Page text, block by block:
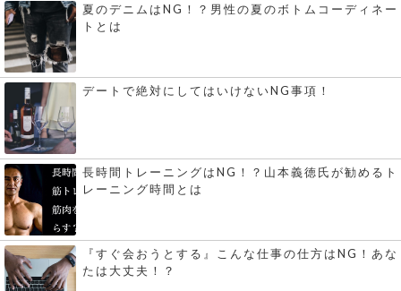
夏のデニムはNG！？男性の夏のボトムコーディネー
トとは
デートで絶対にしてはいけないNG事項！
長時間トレーニングはNG！？山本義徳氏が勧めるト
レーニング時間とは
『すぐ会おうとする』こんな仕事の仕方はNG！あな
たは大丈夫！？